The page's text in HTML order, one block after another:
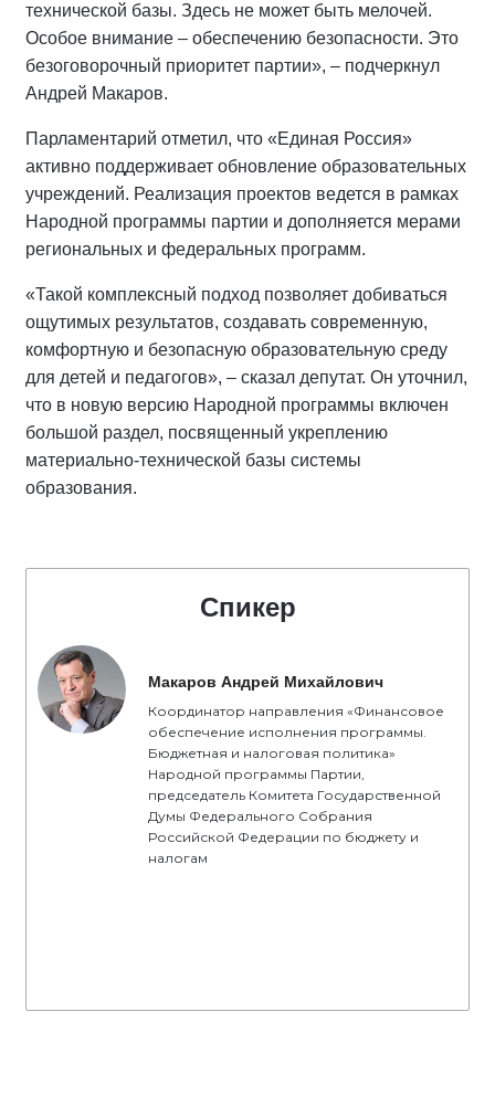
технической базы. Здесь не может быть мелочей.
Особое внимание – обеспечению безопасности. Это
безоговорочный приоритет партии», – подчеркнул
Андрей Макаров.
Парламентарий отметил, что «Единая Россия»
активно поддерживает обновление образовательных
учреждений. Реализация проектов ведется в рамках
Народной программы партии и дополняется мерами
региональных и федеральных программ.
«Такой комплексный подход позволяет добиваться
ощутимых результатов, создавать современную,
комфортную и безопасную образовательную среду
для детей и педагогов», – сказал депутат. Он уточнил,
что в новую версию Народной программы включен
большой раздел, посвященный укреплению
материально-технической базы системы
образования.
Спикер
Макаров Андрей Михайлович
Координатор направления «Финансовое
обеспечение исполнения программы.
Бюджетная и налоговая политика»
Народной программы Партии,
председатель Комитета Государственной
Думы Федерального Собрания
Российской Федерации по бюджету и
налогам